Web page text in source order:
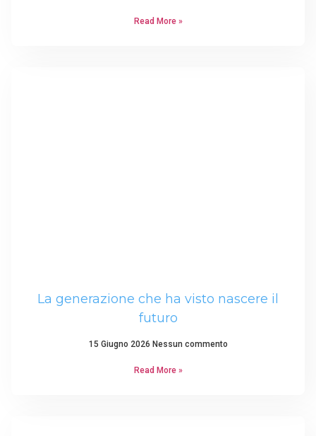
Read More »
La generazione che ha visto nascere il
futuro
15 Giugno 2026 Nessun commento
Read More »